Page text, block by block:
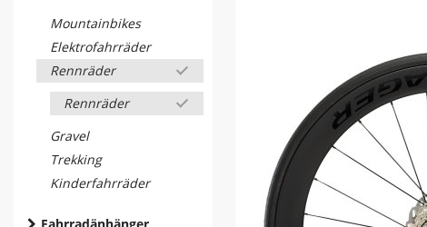
Mountainbikes
Elektrofahrräder
Rennräder
Rennräder
Gravel
Trekking
Kinderfahrräder